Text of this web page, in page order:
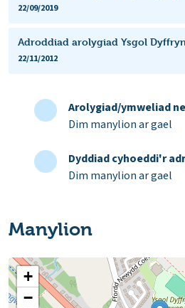
22/09/2019
Adroddiad arolygiad Ysgol
22/11/2012
Arolygiad/ymweliad
Dim manylion ar gael
Dyddiad cyhoeddi'r
Dim manylion ar gael
Manylion
+
−